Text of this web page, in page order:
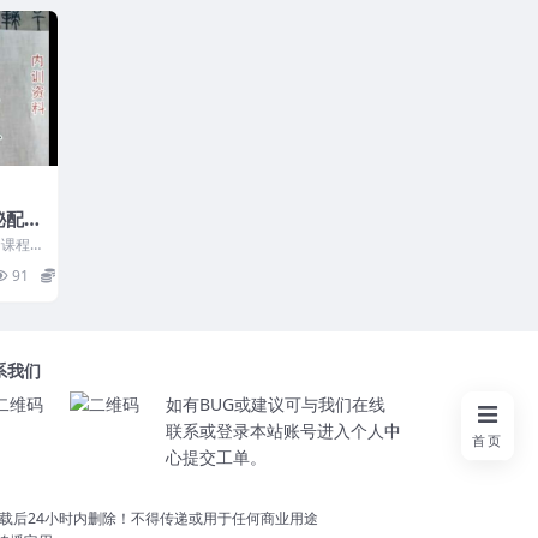
套
程 6
91
我们
如有BUG或建议可与我们在线
联系或登录本站账号进入个人中
心提交工单。
后24小时内删除！不得传递或用于任何商业用途
首页